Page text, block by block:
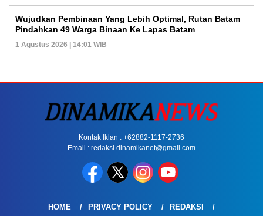
Wujudkan Pembinaan Yang Lebih Optimal, Rutan Batam
Pindahkan 49 Warga Binaan Ke Lapas Batam
1 Agustus 2026 | 14:01 WIB
Kontak Iklan : +62882-1117-2736
Email : redaksi.dinamikanet@gmail.com
HOME PRIVACY POLICY REDAKSI